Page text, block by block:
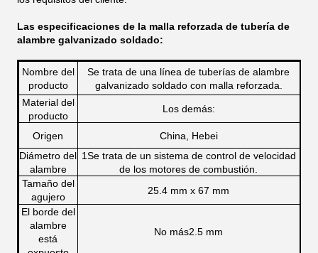
Las especificaciones de la malla reforzada de tubería de
alambre galvanizado soldado:
Nombre del
producto
Se trata de una línea de tuberías de alambre
galvanizado soldado con malla reforzada.
Material del
producto
Los demás:
Origen
China, Hebei
Diámetro del
alambre
1Se trata de un sistema de control de velocidad
de los motores de combustión.
Tamaño del
agujero
25.4 mm x 67 mm
El borde del
alambre
está
No más2.5 mm